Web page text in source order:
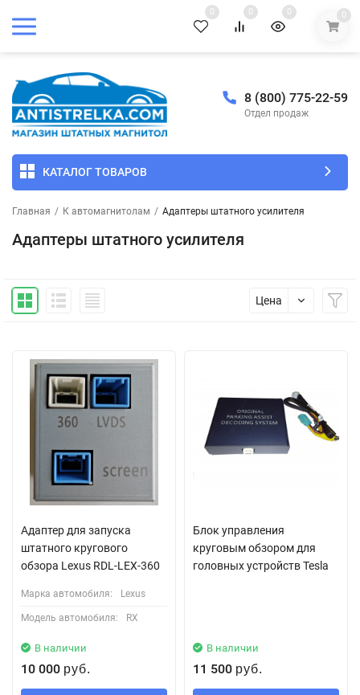
0 0 0 0
8 (800) 775-22-59
Отдел продаж
КАТАЛОГ ТОВАРОВ
Главная / К автомагнитолам / Адаптеры штатного усилителя
Адаптеры штатного усилителя
Цена
Адаптер для запуска
штатного кругового
обзора Lexus RDL-LEX-360
Марка автомобиля: Lexus
Модель автомобиля: RX
В наличии
10 000 руб.
Блок управления
круговым обзором для
головных устройств Tesla
В наличии
11 500 руб.